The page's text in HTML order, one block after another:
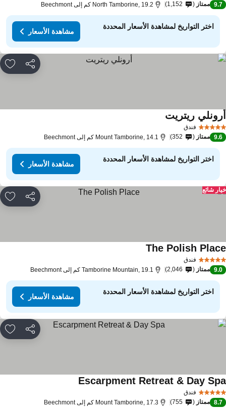
9.7 ممتاز 1,152 North Tamborine, 19.2 كم إلى Beechmont
اختر التواريخ لمشاهدة الأسعار المحددة
مشاهدة الأسعار
مشاركة
فندق
ريتريتمشاهدة الأسعار
9.6 ممتاز 352 Mount Tamborine, 14.1 كم إلى Beechmont
اختر التواريخ لمشاهدة الأسعار المحددة
مشاهدة الأسعار
مشاركة
شائع
فندق
The Polishمشاهدة الأسعار
9.0 ممتاز 2,046 Tamborine Mountain, 19.1 كم إلى Beechmont
اختر التواريخ لمشاهدة الأسعار المحددة
مشاهدة الأسعار
مشاركة
فندق
Escarpment Retreat & Dayمشاهدة الأسعار
8.7 ممتاز 755 Mount Tamborine, 17.3 كم إلى Beechmont